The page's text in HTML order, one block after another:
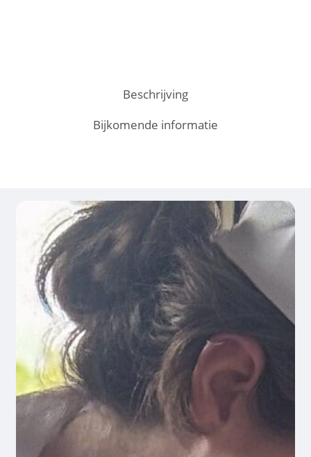
Beschrijving
Bijkomende informatie